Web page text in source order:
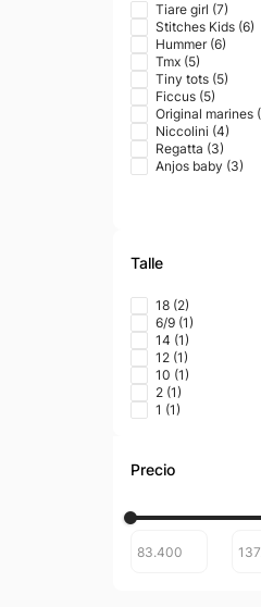
Tiare girl (7)
Stitches Kids (6)
Hummer (6)
Tmx (5)
Tiny tots (5)
Ficcus (5)
Original marines (
Niccolini (4)
Regatta (3)
Anjos baby (3)
Talle
18 (2)
6/9 (1 )
14 (1 )
12 (1 )
10 (1 )
2 (1 )
1 (1 )